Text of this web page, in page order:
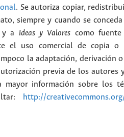
. Se autoriza copiar,
siempre y cuando se
y a Ideas y Valores como
el uso comercial de copia o
la adaptación, derivación
previa de los autores
mayor información sobre los
http://